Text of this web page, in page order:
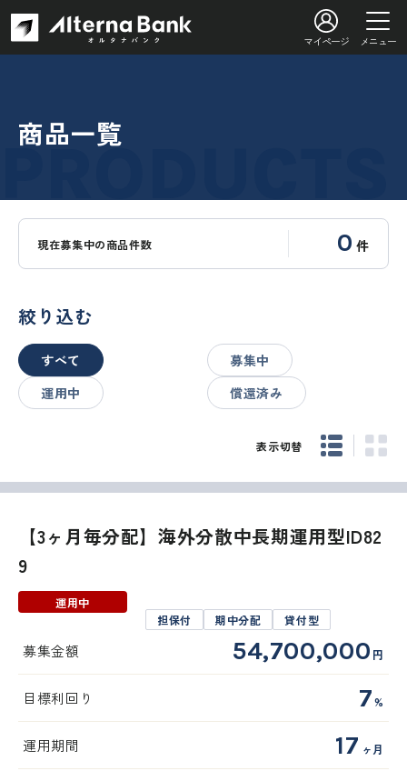
マイページ メニュー
商品一覧
現在募集中の商品件数 0 件
絞り込む
すべて
募集中
運用中
償還済み
表示切替
運用中
【3ヶ月毎分配】海外分散中長期運用型ID82
9
担保付 期中分配 貸付型
募集金額 54,700,000 円
目標利回り 7%
運用期間 17 ヶ月